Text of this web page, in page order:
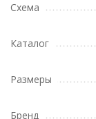
Схема
Каталог
Размеры
Бренд